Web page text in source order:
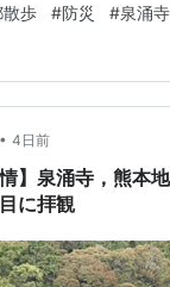
んが、京都に同様の
激震にどこまで耐え
げてしまいます。
央新幹線、京都で
入れ反対を掲げ、実
し、政府もこの方針
散歩 #防災 #泉涌寺
• 4日前
情】泉涌寺，熊本
に拝観